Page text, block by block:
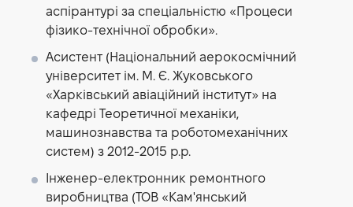
аспірантурі за спеціальністю «Процеси
фізико-технічної обробки».
Асистент (Національний аерокосмічний
університет ім. М. Є. Жуковського
«Харківський авіаційний інститут» на
кафедрі Теоретичної механіки,
машинознавства та роботомеханічних
систем) з 2012-2015 р.р.
Інженер-електронник ремонтного
виробництва (ТОВ «Кам'янський